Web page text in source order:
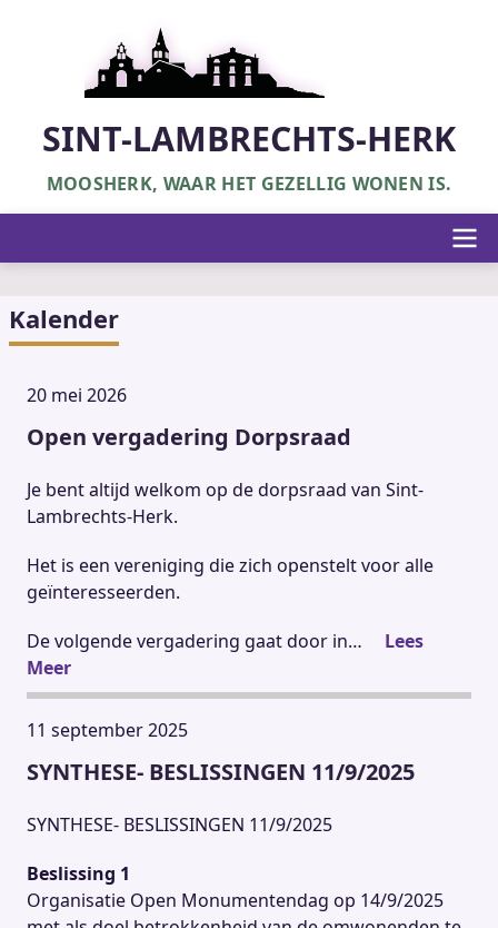
SINT-LAMBRECHTS-HERK
MOOSHERK, WAAR HET GEZELLIG WONEN IS.
Kalender
20 mei 2026
Open vergadering Dorpsraad
Je bent altijd welkom op de dorpsraad van Sint-
Lambrechts-Herk.
Het is een vereniging die zich openstelt voor alle
geïnteresseerden.
De volgende vergadering gaat door in…
Lees
Meer
11 september 2025
SYNTHESE- BESLISSINGEN 11/9/2025
SYNTHESE- BESLISSINGEN 11/9/2025
Beslissing 1
Organisatie Open Monumentendag op 14/9/2025